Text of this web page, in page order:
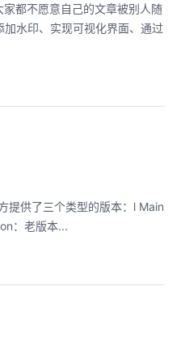
都不愿意自己的文章被别人随
水印、实现可视化界面、通过
供了三个类型的版本：l Main
：老版本...